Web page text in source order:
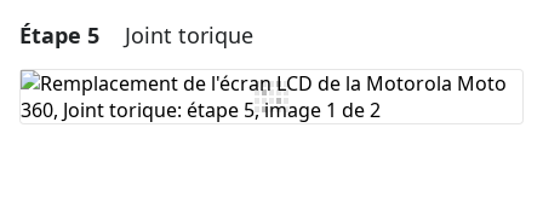
Étape 5 Joint torique